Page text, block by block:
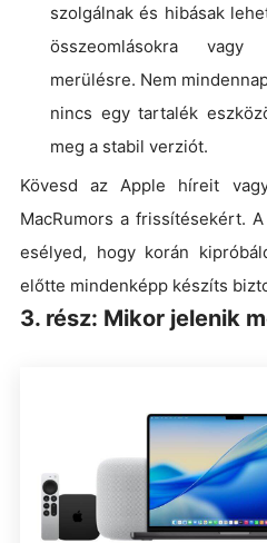
szolgálnak és hibásak
összeomlásokra vagy
merülésre. Nem
nincs egy tartalék
meg a stabil verziót.
Kövesd az Apple híreit
MacRumors a frissítésekért.
esélyed, hogy korán
előtte mindenképp készíts
3. rész: Mikor jelenik